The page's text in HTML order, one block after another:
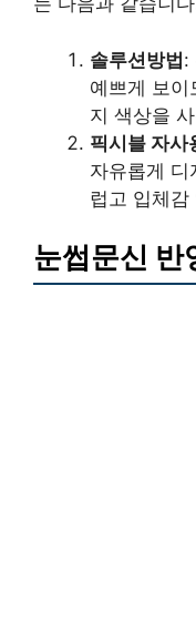
솔루션방법:
예쁘게 보이
지 색상을
픽시블 자사
자유롭게 디
럽고 입체감
눈썹문신 반